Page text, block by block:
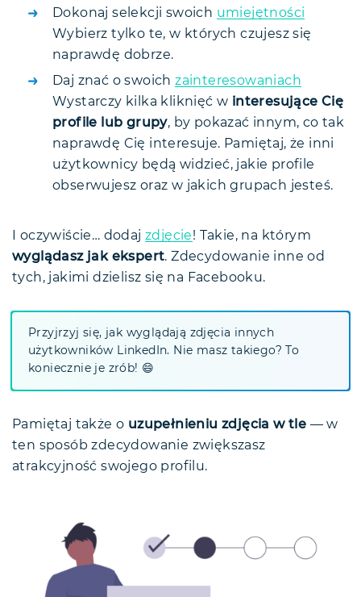
Dokonaj selekcji swoich umiejętności
Wybierz tylko te, w których czujesz się
naprawdę dobrze.
Daj znać o swoichzainteresowaniach
Wystarczy kilka kliknięć w interesujące Cię
profile lub grupy, by pokazać innym, co tak
naprawdę Cię interesuje. Pamiętaj, że inni
użytkownicy będą widzieć, jakie profile
obserwujesz oraz w jakich grupach jesteś.
I oczywiście… dodaj zdjęcie! Takie, na którym
wyglądasz jak ekspert. Zdecydowanie inne od
tych, jakimi dzielisz się na Facebooku.
Przyjrzyj się, jak wyglądają zdjęcia innych
użytkowników LinkedIn. Nie masz takiego? To
koniecznie je zrób! 😄
Pamiętaj także o uzupełnieniu zdjęcia w tle — w
ten sposób zdecydowanie zwiększasz
atrakcyjność swojego profilu.